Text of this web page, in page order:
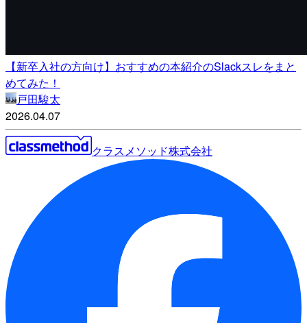
【新卒入社の方向け】おすすめの本紹介のSlackスレをまと
めてみた！
戸田駿太
2026.04.07
クラスメソッド株式会社